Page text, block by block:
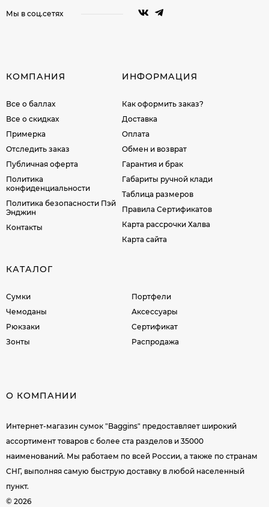
Мы в соц.сетях
КОМПАНИЯ
Все о баллах
Все о скидках
Примерка
Отследить заказ
Публичная оферта
Политика
конфиденциальности
Политика безопасности Пэй
Энджин
Контакты
ИНФОРМАЦИЯ
Как оформить заказ?
Доставка
Оплата
Обмен и возврат
Гарантия и брак
Габариты ручной клади
Таблица размеров
Правила Сертификатов
Карта рассрочки Халва
Карта сайта
КАТАЛОГ
Сумки
Чемоданы
Рюкзаки
Зонты
Портфели
Аксессуары
Сертификат
Распродажа
О КОМПАНИИ
Интернет-магазин сумок "Baggins" предоставляет широкий
ассортимент товаров c более ста разделов и 35000
наименований. Мы работаем по всей России, а также по странам
СНГ, выполняя самую быструю доставку в любой населенный
пункт.
© 2026